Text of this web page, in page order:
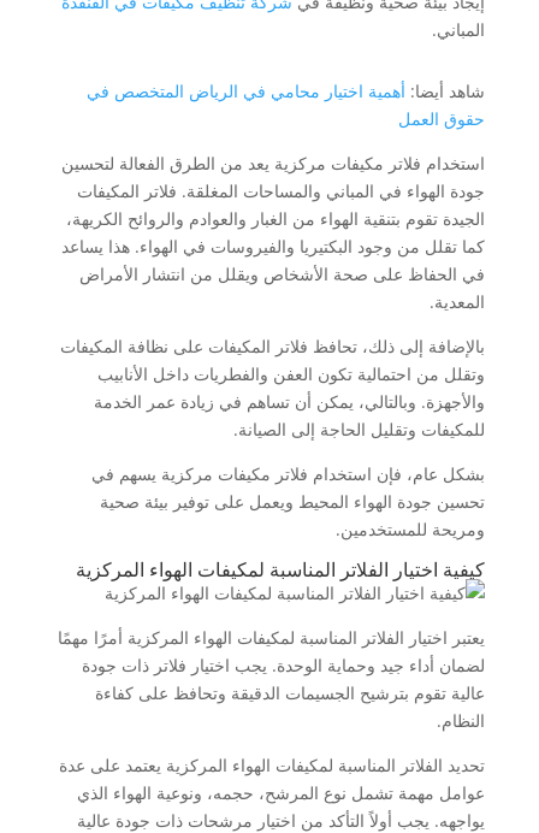
المباني.
شاهد أيضا: أهمية اختيار محامي في الرياض المتخصص في
حقوق العمل
استخدام فلاتر مكيفات مركزية يعد من الطرق الفعالة لتحسين
جودة الهواء في المباني والمساحات المغلقة. فلاتر المكيفات
الجيدة تقوم بتنقية الهواء من الغبار والعوادم والروائح الكريهة،
كما تقلل من وجود البكتيريا والفيروسات في الهواء. هذا يساعد
في الحفاظ على صحة الأشخاص ويقلل من انتشار الأمراض
المعدية.
بالإضافة إلى ذلك، تحافظ فلاتر المكيفات على نظافة المكيفات
وتقلل من احتمالية تكون العفن والفطريات داخل الأنابيب
والأجهزة. وبالتالي، يمكن أن تساهم في زيادة عمر الخدمة
للمكيفات وتقليل الحاجة إلى الصيانة.
بشكل عام، فإن استخدام فلاتر مكيفات مركزية يسهم في
تحسين جودة الهواء المحيط ويعمل على توفير بيئة صحية
ومريحة للمستخدمين.
كيفية اختيار الفلاتر المناسبة لمكيفات الهواء المركزية
يعتبر اختيار الفلاتر المناسبة لمكيفات الهواء المركزية أمرًا مهمًا
لضمان أداء جيد وحماية الوحدة. يجب اختيار فلاتر ذات جودة
عالية تقوم بترشيح الجسيمات الدقيقة وتحافظ على كفاءة
النظام.
تحديد الفلاتر المناسبة لمكيفات الهواء المركزية يعتمد على عدة
عوامل مهمة تشمل نوع المرشح، حجمه، ونوعية الهواء الذي
يواجهه. يجب أولاً التأكد من اختيار مرشحات ذات جودة عالية